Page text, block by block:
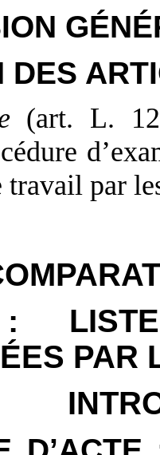
DES
(art. L.
par
PAR